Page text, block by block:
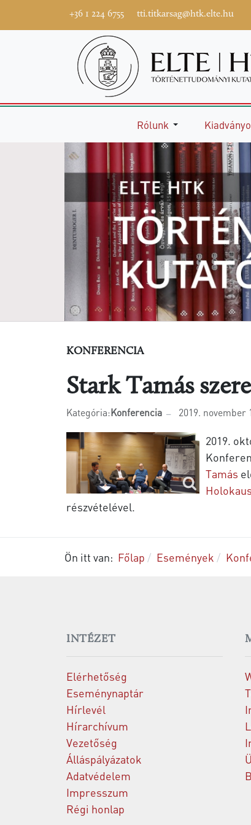
+36 1 224 6755 tti.titkarsag@htk.elte.hu
Rólunk
KONFERENCIA
Stark Tamás
Kategória:Konferencia 2019. november
2019.
Tamás
részvételével.
Ön itt van: Főlap Események
INTÉZET
Elérhetőség
Eseménynaptár
Hírlevél
Hírarchívum
Vezetőség
Álláspályázatok
Adatvédelem
Impresszum
Régi honlap